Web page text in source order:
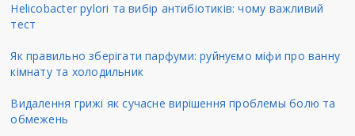
Helicobacter pylori та вибір антибіотиків: чому важливий
тест
Як правильно зберігати парфуми: руйнуємо міфи про ванну
кімнату та холодильник
Видалення грижі як сучасне вирішення проблемы болю та
обмежень